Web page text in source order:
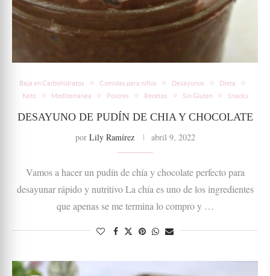
Baja en Carbohidratos Comidas para niños Desayunos
Dieta
Keto
Mediterranea Postres Recetas Sin Gluten Snacks
DESAYUNO DE PUDÍN DE CHIA Y CHOCOLATE
por Lily Ramírez abril 9, 2022
Vamos a hacer un pudín de chía y chocolate perfecto para
desayunar rápido y nutritivo La chía es uno de los ingredientes
que apenas se me termina lo compro y …